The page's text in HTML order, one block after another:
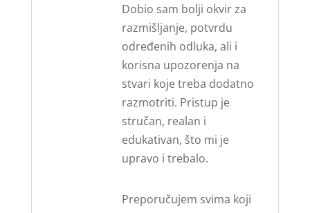
Dobio sam bolji okvir za
razmišljanje, potvrdu
određenih odluka, ali i
korisna upozorenja na
stvari koje treba dodatno
razmotriti. Pristup je
stručan, realan i
edukativan, što mi je
upravo i trebalo.
Preporučujem svima koji